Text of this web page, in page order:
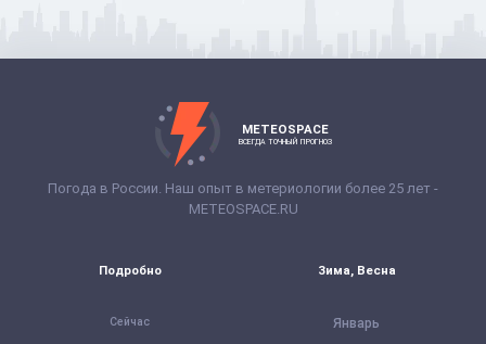
METEOSPACE
ВСЕГДА ТОЧНЫЙ ПРОГНОЗ
Погода в России. Наш опыт в метериологии более 25 лет -
METEOSPACE.RU
Подробно
Сейчас
Зима, Весна
Январь